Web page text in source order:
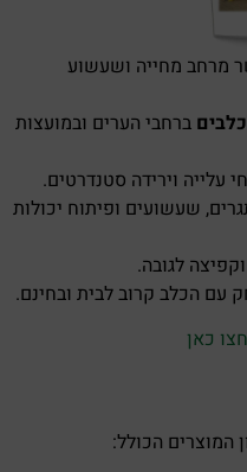
מרחב מחייה ושעשוע
ברחבי הערים ובמועצות
עלייה וירידה סטנדרטים.
שעשועים ופיתוח יכולות
לגובה.
הכלב קרוב לבית ובחינם.
כאן
המוצרים הכולל: